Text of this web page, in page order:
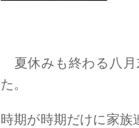
夏休みも終わる八月
た。
時期が時期だけに家族